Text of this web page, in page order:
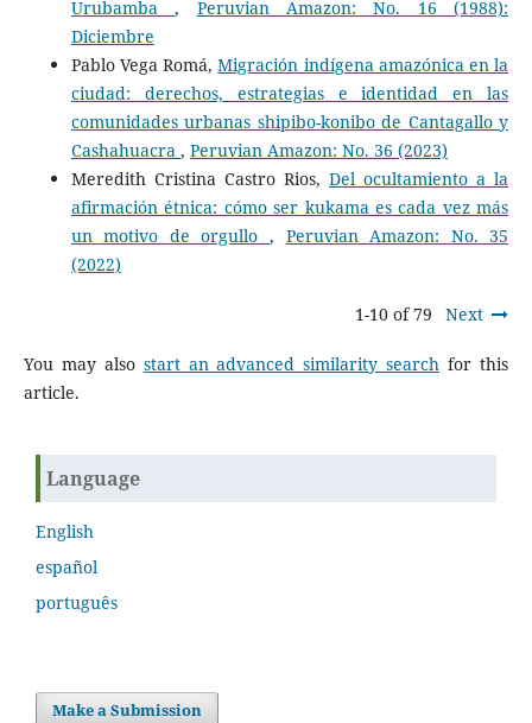
Urubamba, Peruvian Amazon: No. 16 (1988):
Diciembre
Pablo Vega Romá,Migración indígena amazónica en la
ciudad: derechos, estrategias e identidad en las
comunidades urbanas shipibo-konibo de Cantagallo y
Cashahuacra , Peruvian Amazon: No. 36 (2023)
Meredith Cristina Castro Rios,Del ocultamiento a la
afirmación étnica: cómo ser kukama es cada vez más
un motivo de orgullo , Peruvian Amazon: No. 35
(2022)
1-10 of 79 Next
You may also start an advanced similarity search for this
article.
Language
English
español
português
Make a Submission